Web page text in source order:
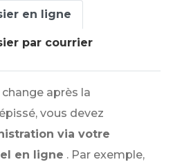
en ligne
par courrier
après la
vous devez
via votre
en ligne . Par exemple,